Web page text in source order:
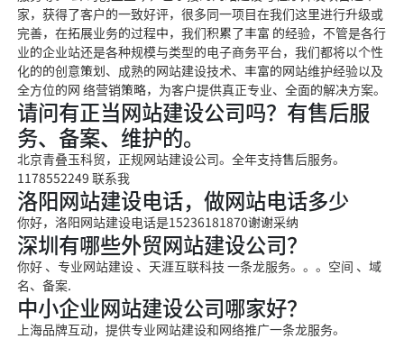
家，获得了客户的一致好评，很多同一项目在我们这里进行升级或
完善，在拓展业务的过程中，我们积累了丰富 的经验，不管是各行
业的企业站还是各种规模与类型的电子商务平台，我们都将以个性
化的的创意策划、成熟的网站建设技术、丰富的网站维护经验以及
全方位的网 络营销策略，为客户提供真正专业、全面的解决方案。
请问有正当网站建设公司吗？有售后服
务、备案、维护的。
北京青叠玉科贸，正规网站建设公司。全年支持售后服务。
1178552249 联系我
洛阳网站建设电话，做网站电话多少
你好，洛阳网站建设电话是15236181870谢谢采纳
深圳有哪些外贸网站建设公司？
你好 、专业网站建设 、天涯互联科技 一条龙服务。。。空间 、域
名、备案.
中小企业网站建设公司哪家好？
上海品牌互动，提供专业网站建设和网络推广一条龙服务。